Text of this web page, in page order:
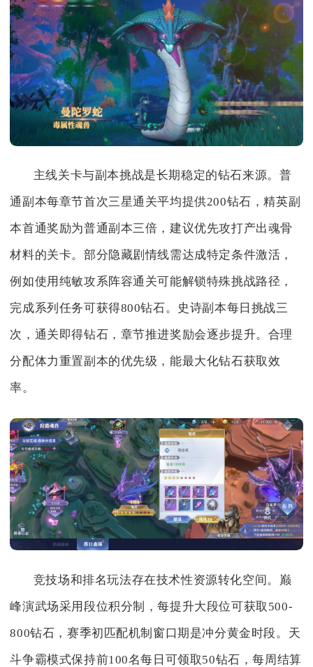
主线关卡与副本挑战是长期稳定的钻石来源。普
通副本每章节首次三星通关平均提供200钻石，精英副
本首通奖励为普通副本三倍，建议优先攻打产出魂骨
材料的关卡。部分隐藏剧情线需达成特定条件激活，
例如使用纯敏攻系阵容通关可能解锁特殊挑战路径，
完成系列任务可获得800钻石。史诗副本每日挑战三
次，通关即得钻石，章节推进奖励会逐步提升。合理
分配体力重置副本的优先级，能最大化钻石获取效
率。
竞技场和排名玩法存在技术性资源转化空间。巅
峰演武场采用段位积分制，每提升大段位可获取500-
800钻石，赛季初匹配机制窗口期是冲分黄金时段。天
斗争霸模式保持前100名每日可领取50钻石，每周结算